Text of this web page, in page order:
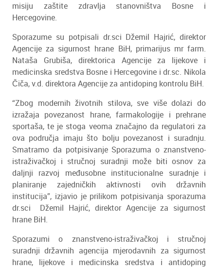
misiju zaštite zdravlja stanovništva Bosne i
Hercegovine.
Sporazume su potpisali dr.sci Džemil Hajrić, direktor
Agencije za sigurnost hrane BiH, primarijus mr farm.
Nataša Grubiša, direktorica Agencije za lijekove i
medicinska sredstva Bosne i Hercegovine i dr.sc. Nikola
Čiča, v.d. direktora Agencije za antidoping kontrolu BiH.
“Zbog modernih životnih stilova, sve više dolazi do
izražaja povezanost hrane, farmakologije i prehrane
sportaša, te je stoga veoma značajno da regulatori za
ova područja imaju što bolju povezanost i suradnju.
Smatramo da potpisivanje Sporazuma o znanstveno-
istraživačkoj i stručnoj suradnji može biti osnov za
daljnji razvoj međusobne institucionalne suradnje i
planiranje zajedničkih aktivnosti ovih državnih
institucija”, izjavio je prilikom potpisivanja sporazuma
dr.sci Džemil Hajrić, direktor Agencije za sigurnost
hrane BiH.
Sporazumi o znanstveno-istraživačkoj i stručnoj
suradnji državnih agencija mjerodavnih za sigurnost
hrane, lijekove i medicinska sredstva i antidoping